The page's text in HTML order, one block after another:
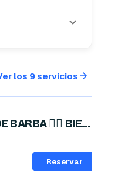
los 9 servicios
Experiencia en 🧔CORTE Y AREGLO DE BARBA 🧔‍♂️ BIEN CHIDO 😎
Reservar